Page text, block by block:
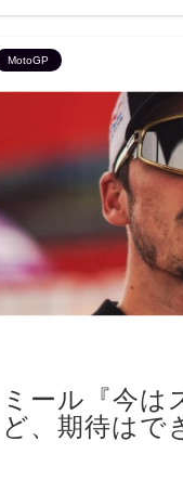
MotoGP
ミール『今は
ど、期待はで